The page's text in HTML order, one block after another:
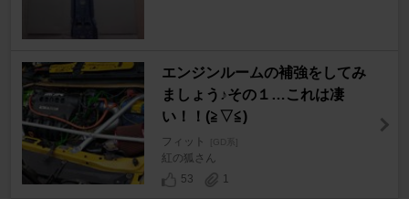
エンジンルームの補強をしてみ
ましょう♪その１…これは凄
い！！(≧▽≦)
フィット [GD系]
紅の狐さん
53
1